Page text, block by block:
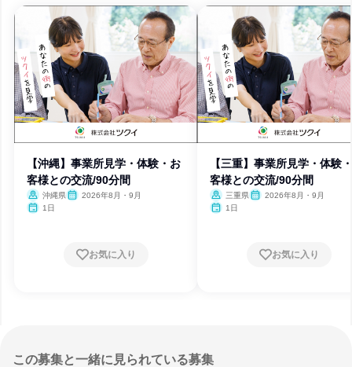
【沖縄】事業所見学・体験・お
客様との交流/90分間
沖縄県
2026年8月・9月
1日
お気に入り
【三重】事業所見学・体験
客様との交流/90分間
三重県
2026年8月・9月
1日
お気に入り
この募集と一緒に見られている募集